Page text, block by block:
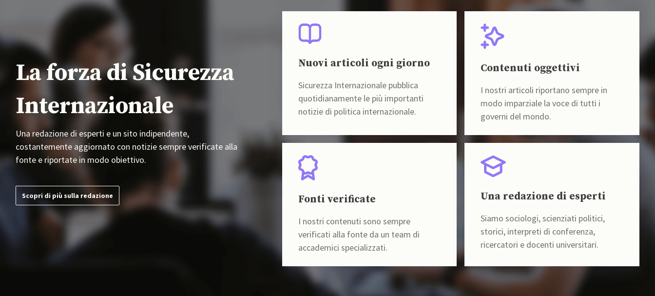
La forza di Sicurezza
Internazionale
Una redazione di esperti e un sito indipendente,
costantemente aggiornato con notizie sempre verificate alla
fonte e riportate in modo obiettivo.
Scopri di più sulla redazione
Nuovi articoli ogni giorno
Sicurezza Internazionale pubblica
quotidianamente le più importanti
notizie di politica internazionale.
Contenuti oggettivi
I nostri articoli riportano sempre in
modo imparziale la voce di tutti i
governi del mondo.
Fonti verificate
I nostri contenuti sono sempre
verificati alla fonte da un team di
accademici specializzati.
Una redazione di esperti
Siamo sociologi, scienziati politici,
storici, interpreti di conferenza,
ricercatori e docenti universitari.